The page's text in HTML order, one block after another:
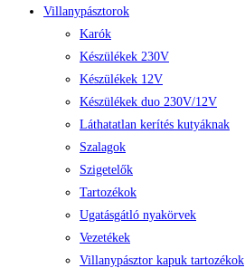
Villanypásztorok
Karók
Készülékek 230V
Készülékek 12V
Készülékek duo 230V/12V
Láthatatlan kerítés kutyáknak
Szalagok
Szigetelők
Tartozékok
Ugatásgátló nyakörvek
Vezetékek
Villanypásztor kapuk tartozékok